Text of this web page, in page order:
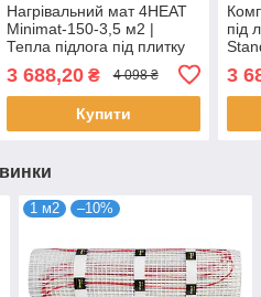
Нагрівальний мат 4HEAT
Minimat-150-3,5 м2 |
Тепла підлога під плитку
3 688,20₴ 4 098 ₴
Купити
під
3
1 м2 –10%